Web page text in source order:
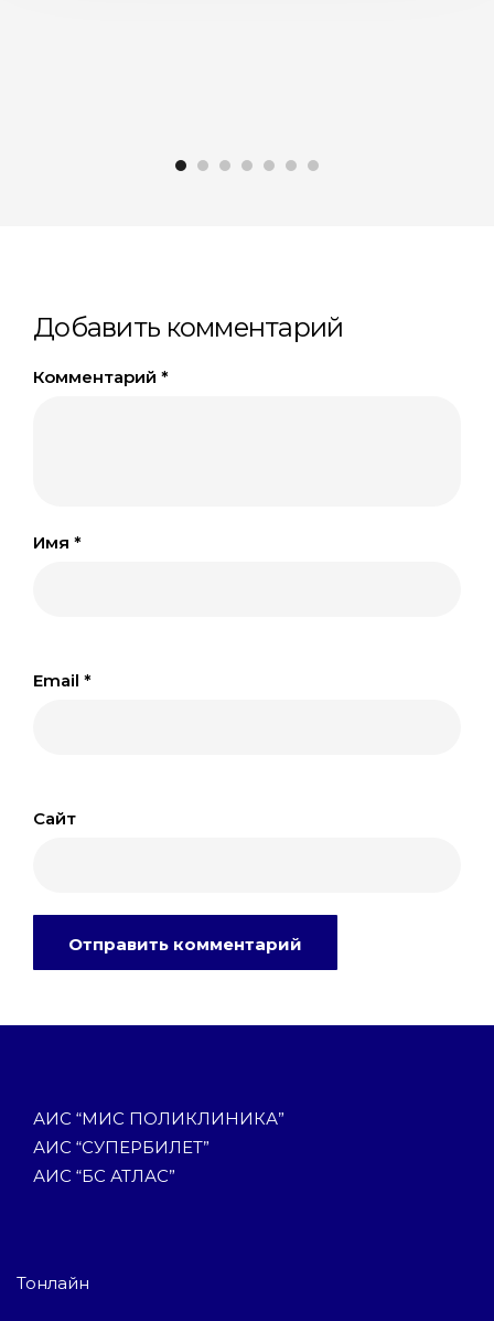
Добавить комментарий
Комментарий *
Имя *
Email *
Сайт
АИС “МИС ПОЛИКЛИНИКА”
АИС “СУПЕРБИЛЕТ”
АИС “БС АТЛАС”
Тонлайн